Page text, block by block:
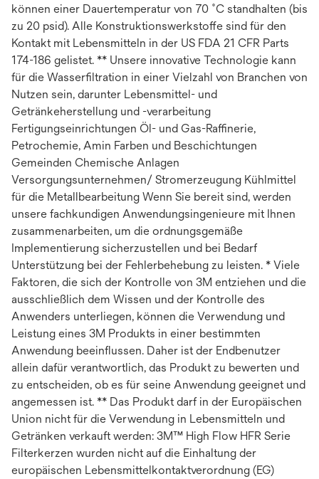
können einer Dauertemperatur von 70 ˚C standhalten (bis
zu 20 psid). Alle Konstruktionswerkstoffe sind für den
Kontakt mit Lebensmitteln in der US FDA 21 CFR Parts
174-186 gelistet. ** Unsere innovative Technologie kann
für die Wasserfiltration in einer Vielzahl von Branchen von
Nutzen sein, darunter Lebensmittel- und
Getränkeherstellung und -verarbeitung
Fertigungseinrichtungen Öl- und Gas-Raffinerie,
Petrochemie, Amin Farben und Beschichtungen
Gemeinden Chemische Anlagen
Versorgungsunternehmen/ Stromerzeugung Kühlmittel
für die Metallbearbeitung Wenn Sie bereit sind, werden
unsere fachkundigen Anwendungsingenieure mit Ihnen
zusammenarbeiten, um die ordnungsgemäße
Implementierung sicherzustellen und bei Bedarf
Unterstützung bei der Fehlerbehebung zu leisten. * Viele
Faktoren, die sich der Kontrolle von 3M entziehen und die
ausschließlich dem Wissen und der Kontrolle des
Anwenders unterliegen, können die Verwendung und
Leistung eines 3M Produkts in einer bestimmten
Anwendung beeinflussen. Daher ist der Endbenutzer
allein dafür verantwortlich, das Produkt zu bewerten und
zu entscheiden, ob es für seine Anwendung geeignet und
angemessen ist. ** Das Produkt darf in der Europäischen
Union nicht für die Verwendung in Lebensmitteln und
Getränken verkauft werden: 3M™ High Flow HFR Serie
Filterkerzen wurden nicht auf die Einhaltung der
europäischen Lebensmittelkontaktverordnung (EG)